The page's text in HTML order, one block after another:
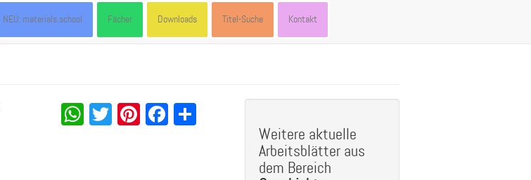
NEU: materials.school Fächer Downloads Titel-Suche Kontakt
WhatsApp
Twitter
Pinterest
Facebook
Share
Weitere aktuelle
Arbeitsblätter aus
dem Bereich